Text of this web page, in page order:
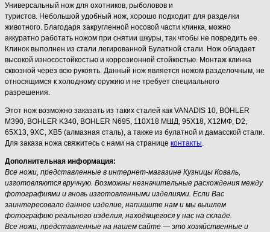
Универсальный нож для охотников, рыболовов и
туристов. Небольшой удобный нож, хорошо подходит для разделки
животного. Благодаря закругленной носовой части клинка, можно
аккуратно работать ножом при снятии шкуры, так чтобы не повредить ее.
Клинок выполнен из стали легированной Булатной стали. Нож обладает
высокой износостойкостью и коррозионной стойкостью. Монтаж клинка
сквозной через всю рукоять. Данный нож является ножом разделочным, не
относящимся к холодному оружию и не требует специального
разрешения.
Этот нож возможно заказать из таких сталей как VANADIS 10, BOHLER
M390, BOHLER K340, BOHLER N695, 110Х18 МШД, 95Х18, Х12МФ, D2,
65Х13, 9ХС, ХВ5 (алмазная сталь), а также из булатной и дамасской стали.
Для заказа ножа свяжитесь с нами на странице контакты.
Дополнительная информация:
Все ножи, представленные в интернет-магазине Кузницы Коваль,
изготовляются вручную. Возможны незначительные расхождения между
фотографиями и вновь изготовленными изделиями. Если Вас
заинтересовало данное изделие, напишите нам и мы вышлем
фотографию реального изделия, находящегося у нас на складе.
Все ножи, представленные на нашем сайте — это хозяйственные и